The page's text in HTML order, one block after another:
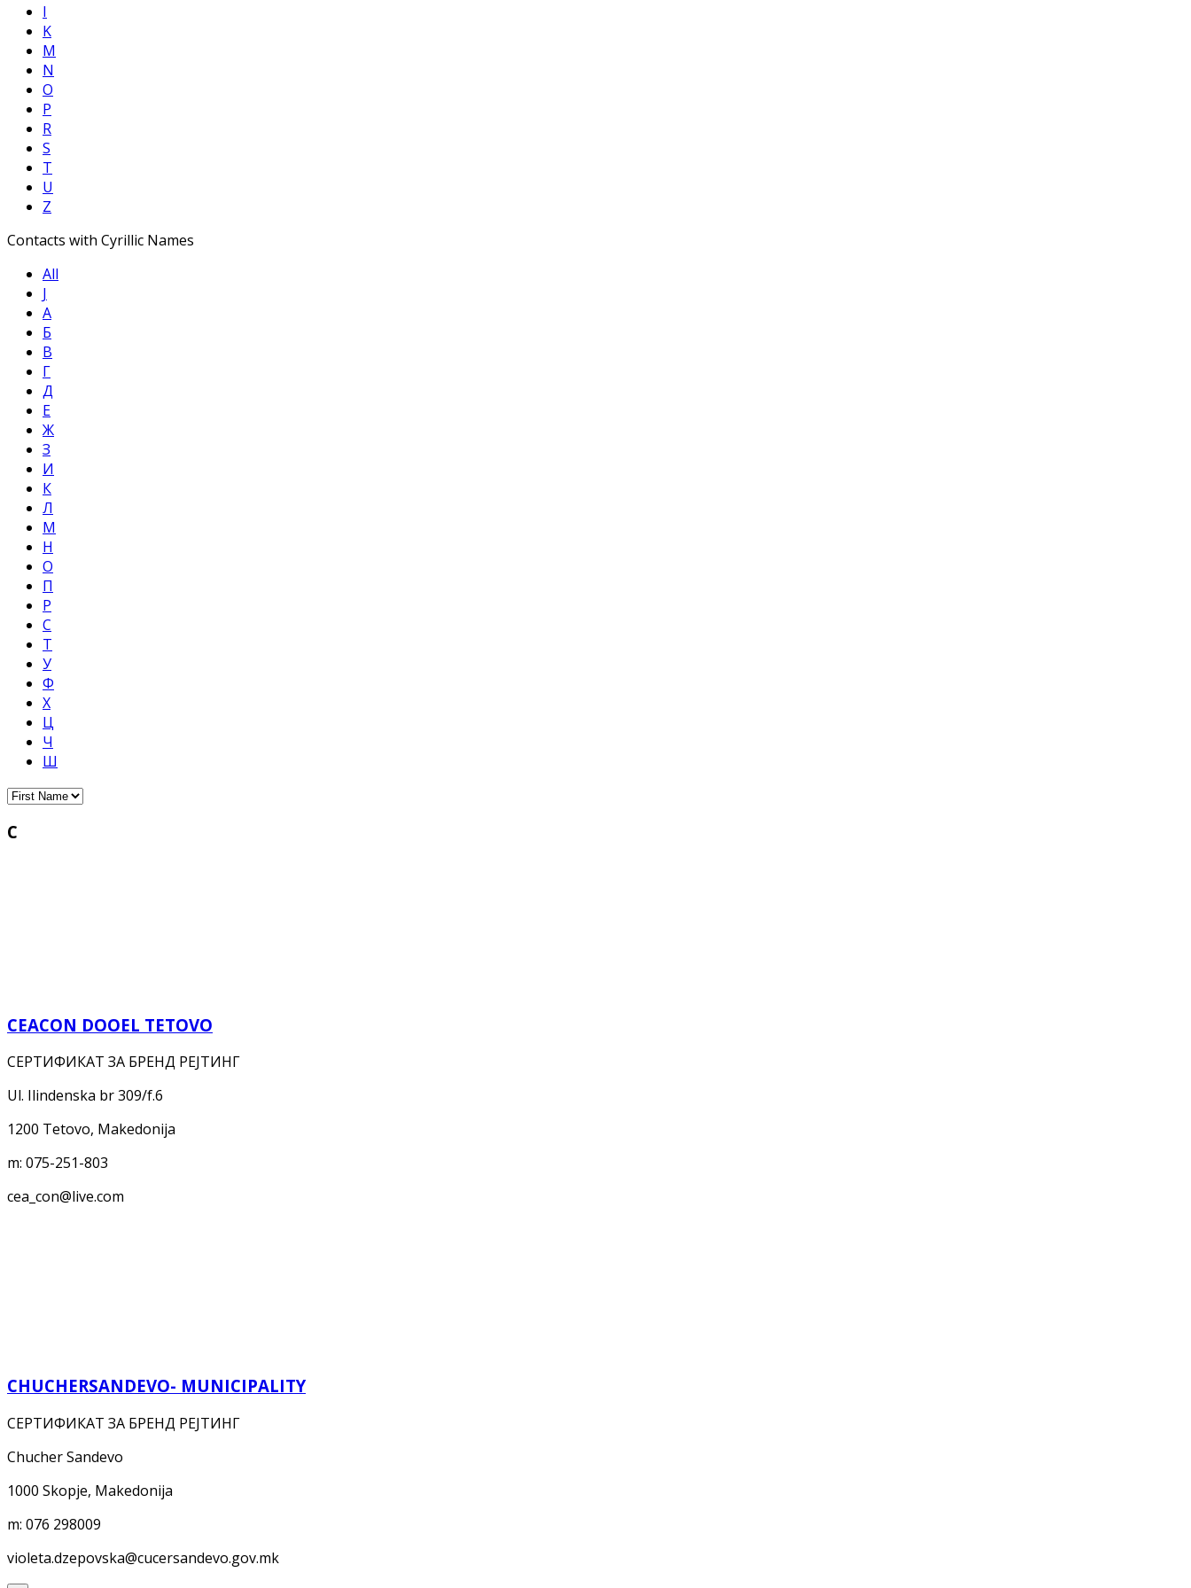
I
K
M
N
O
P
R
S
T
U
Z
Contacts with Cyrillic Names
All
Ј
А
Б
В
Г
Д
Е
Ж
З
И
К
Л
М
Н
О
П
Р
С
Т
У
Ф
Х
Ц
Ч
Ш
C
CEACON DOOEL TETOVO
СЕРТИФИКАТ ЗА БРЕНД РЕЈТИНГ
Ul. Ilindenska br 309/f.6
1200 Tetovo, Makedonija
m: 075-251-803
cea_con@live.com
CHUCHERSANDEVO- MUNICIPALITY
СЕРТИФИКАТ ЗА БРЕНД РЕЈТИНГ
Chucher Sandevo
1000 Skopje, Makedonija
m: 076 298009
violeta.dzepovska@cucersandevo.gov.mk